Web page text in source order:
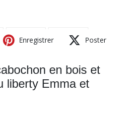
Enregistrer Poster
en bois et
liberty Emma et